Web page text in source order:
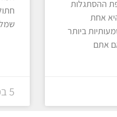
ההסתגלות
אחת
ביותר
אתם
5 במרץ 2025